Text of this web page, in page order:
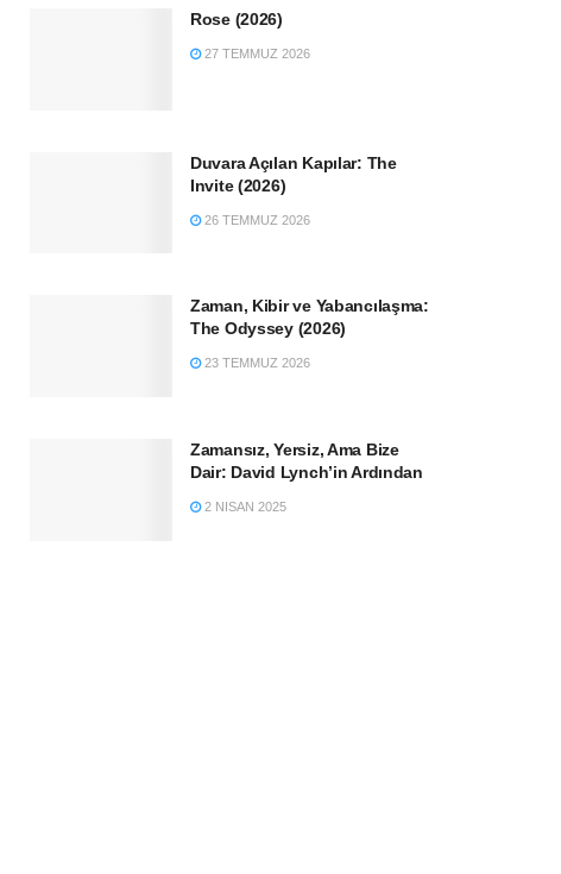
Rose (2026)
27 TEMMUZ 2026
Duvara Açılan Kapılar: The
Invite (2026)
26 TEMMUZ 2026
Zaman, Kibir ve Yabancılaşma:
The Odyssey (2026)
23 TEMMUZ 2026
Zamansız, Yersiz, Ama Bize
Dair: David Lynch’in Ardından
2 NISAN 2025